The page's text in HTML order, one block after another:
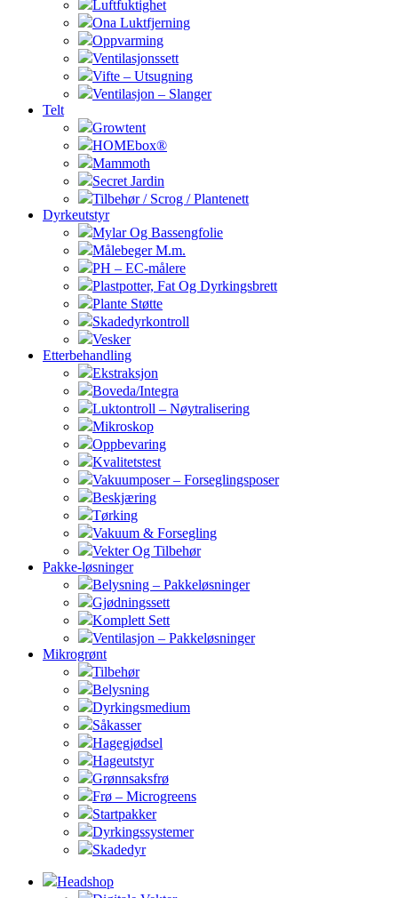
Luftfuktighet
Ona Luktfjerning
Oppvarming
Ventilasjonssett
Vifte – Utsugning
Ventilasjon – Slanger
Telt
Growtent
HOMEbox®
Mammoth
Secret Jardin
Tilbehør / Scrog / Plantenett
Dyrkeutstyr
Mylar Og Bassengfolie
Målebeger M.m.
PH – EC-målere
Plastpotter, Fat Og Dyrkingsbrett
Plante Støtte
Skadedyrkontroll
Vesker
Etterbehandling
Ekstraksjon
Boveda/Integra
Luktontroll – Nøytralisering
Mikroskop
Oppbevaring
Kvalitetstest
Vakuumposer – Forseglingsposer
Beskjæring
Tørking
Vakuum & Forsegling
Vekter Og Tilbehør
Pakke-løsninger
Belysning – Pakkeløsninger
Gjødningssett
Komplett Sett
Ventilasjon – Pakkeløsninger
Mikrogrønt
Tilbehør
Belysning
Dyrkingsmedium
Såkasser
Hagegjødsel
Hageutstyr
Grønnsaksfrø
Frø – Microgreens
Startpakker
Dyrkingssystemer
Skadedyr
Headshop